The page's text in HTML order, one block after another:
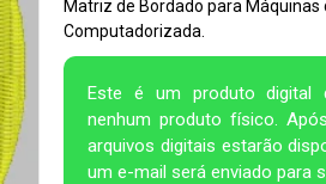
Matriz de Bordado para Máquinas
Computadorizada.
Este é um produto digital
nenhum produto físico.
arquivos digitais estarão
um e-mail será enviado para